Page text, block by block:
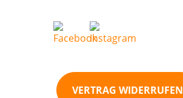
VERTRAG WIDERRUFEN